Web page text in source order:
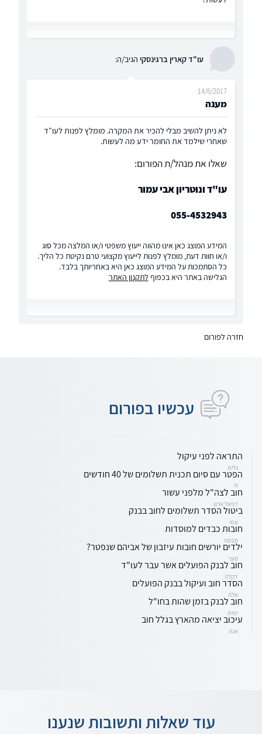
עו"ד קארין ברגינסקי הגיב/ה:
מענה
14/6/2017
לא ניתן להשיב מבלי להכיר את המקרה. מומלץ לפנות לעו"ד
שאחרי שילמד את החומר ידע מה לעשות.
שאלו את מנהל/ת הפורום:
עו"ד ונוטריון אבי עמור
055-4532943
המידע המוצג כאן אינו מהווה ייעוץ משפטי ו/או המלצה מכל סוג
ו/או חוות דעת, מומלץ לפנות לייעוץ מקצועי טרם נקיטת כל הליך.
כל הסתמכות על המידע המוצג כאן היא באחריותך בלבד.
הגלישה באתר היא בכפוף לתקנון האתר
חזרה לפורום
עכשיו בפורום
התראה לפני עיקול
גלית
הפטר עם סיום תכנית תשלומים של 40 חודשים
לי
חוב לצה"ל מלפני עשור
דניאל ארגו
ביטול הסדר תשלומים לחוב בבנק
עמי
חובות כבדים למוסדות
סבטה
ילדים יורשים חובות עיזבון של אביהם שנפטר?
סער
חוב לבנק הפועלים אשר עבר לעו"ד
דקלה
הסדר חוב ועיקול בבנק הפועלים
אלה
חוב לבנק בזמן שהות בחו"ל
ימית
עיכוב יציאה מהארץ בגלל חוב
אנה
עוד שאלות ותשובות שנענו